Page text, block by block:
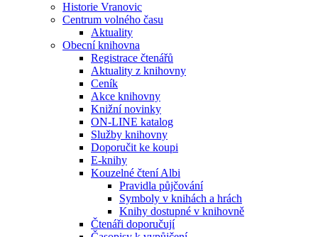
Historie Vranovic
Centrum volného času
Aktuality
Obecní knihovna
Registrace čtenářů
Aktuality z knihovny
Ceník
Akce knihovny
Knižní novinky
ON-LINE katalog
Služby knihovny
Doporučit ke koupi
E-knihy
Kouzelné čtení Albi
Pravidla půjčování
Symboly v knihách a hrách
Knihy dostupné v knihovně
Čtenáři doporučují